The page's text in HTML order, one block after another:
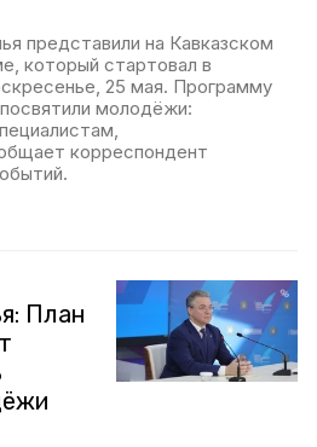
представили на Кавказском
который стартовал в
25 мая. Программу
молодёжи:
корреспондент
План